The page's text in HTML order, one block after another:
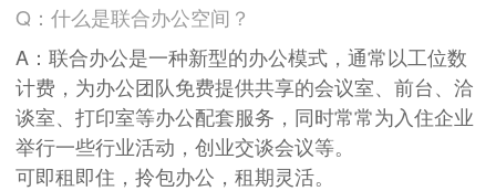
Q：什么是联合办公空间？
A：联合办公是一种新型的办公模式，通常以工位数
计费，为办公团队免费提供共享的会议室、前台、洽
谈室、打印室等办公配套服务，同时常常为入住企业
举行一些行业活动，创业交谈会议等。
可即租即住，拎包办公，租期灵活。